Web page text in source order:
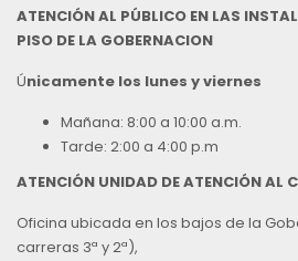
ATENCIÓN AL PÚBLICO EN LAS
PISO DE LA GOBERNACION
Únicamente los lunes y viernes
Mañana: 8:00 a 10:00 a.m.
Tarde: 2:00 a 4:00 p.m
ATENCIÓN UNIDAD DE ATENCIÓN AL
Oficina ubicada en los bajos de la
carreras 3ª y 2ª),